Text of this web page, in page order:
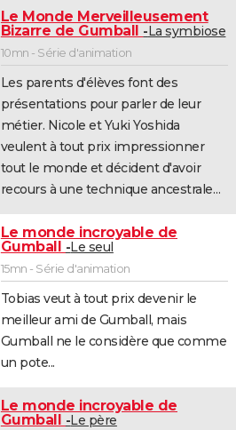
Le Monde Merveilleusement
Bizarre de Gumball
La symbiose
10mn - Série d'animation
Les parents d'élèves font des
présentations pour parler de leur
métier. Nicole et Yuki Yoshida
veulent à tout prix impressionner
tout le monde et décident d'avoir
recours à une technique ancestrale…
Le monde incroyable de
Gumball
Le seul
15mn - Série d'animation
Tobias veut à tout prix devenir le
meilleur ami de Gumball, mais
Gumball ne le considère que comme
un pote...
Le monde incroyable de
Gumball
Le père